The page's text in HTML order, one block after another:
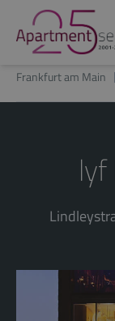
Frankfurt am Main